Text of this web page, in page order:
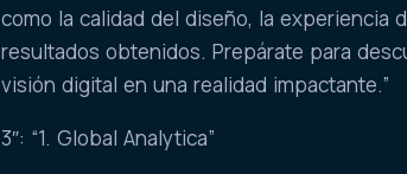
como la calidad del diseño, la experiencia
resultados obtenidos. Prepárate para
visión digital en una realidad impactante.”
3″: “1. Global Analytica”